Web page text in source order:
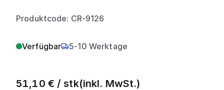
Produktcode: CR-9126
Verfügbar 5-10 Werktage
51,10 € / stk(inkl. MwSt.)